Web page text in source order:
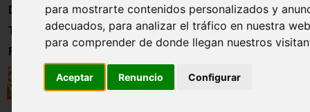
para mostrarte contenidos personalizados y
adecuados, para analizar el tráfico en nuestra
para comprender de donde llegan nuestros
Aceptar Renuncio Configurar
Directorio
Trabajo
Registro